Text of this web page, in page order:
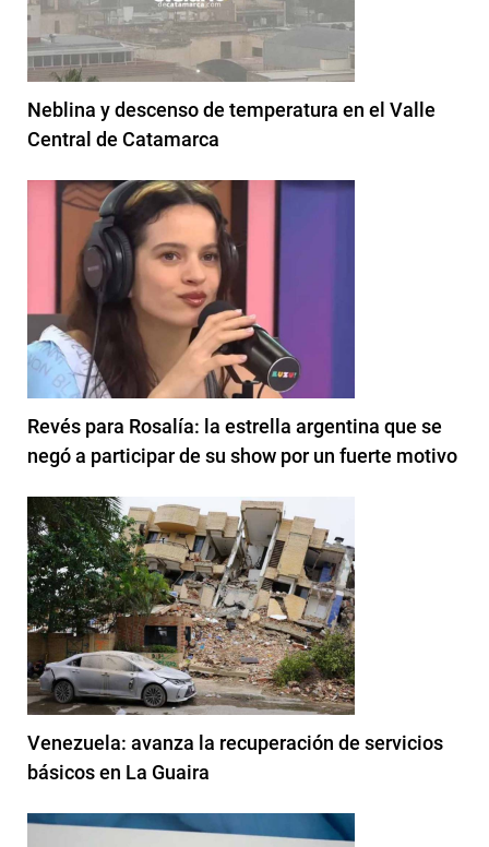
Neblina y descenso de temperatura en el Valle
Central de Catamarca
Revés para Rosalía: la estrella argentina que se
negó a participar de su show por un fuerte motivo
Venezuela: avanza la recuperación de servicios
básicos en La Guaira